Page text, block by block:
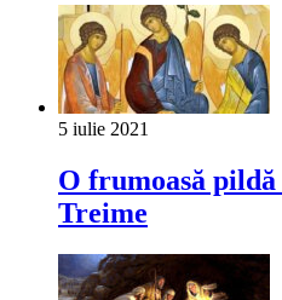
5 iulie 2021
O frumoasă pildă
Treime